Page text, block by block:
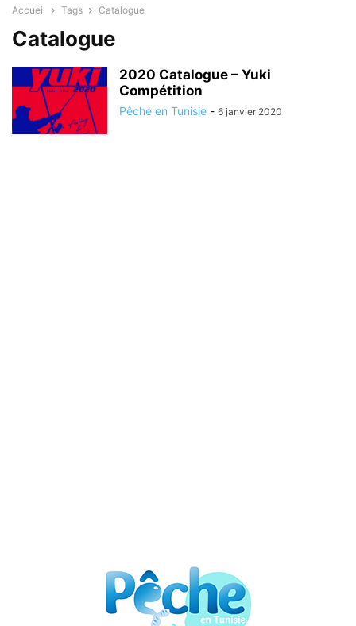
Accueil Tags Catalogue
Catalogue
2020 Catalogue – Yuki
Compétition
Pêche en Tunisie - 6 janvier 2020